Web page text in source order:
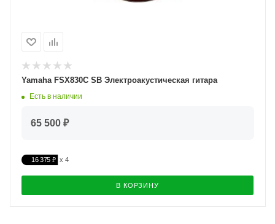
Yamaha FSX830С SB Электроакустическая гитара
Есть в наличии
65 500 ₽
16 375 ₽
В КОРЗИНУ